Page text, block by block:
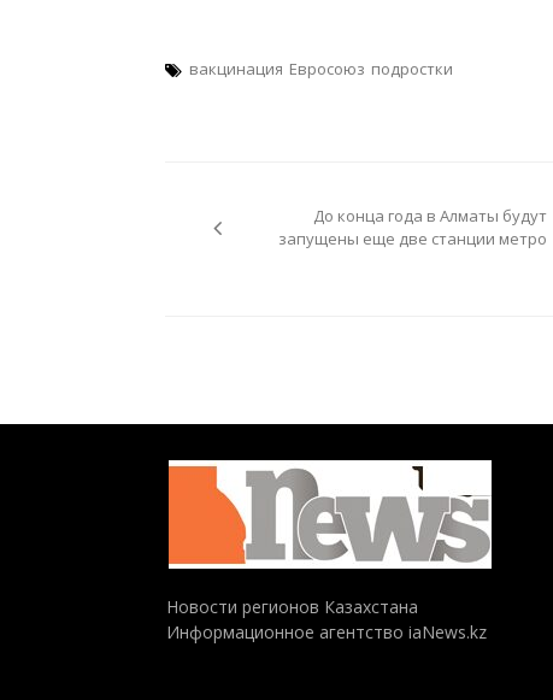
вакцинация Евросоюз подростки
записям
До конца года в Алматы будут
запущены еще две станции метро
Новости регионов Казахстана
Информационное агентство iaNews.kz